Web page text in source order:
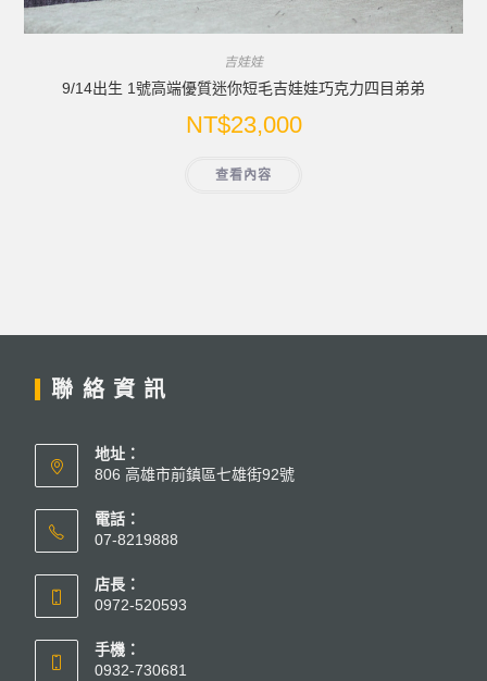
吉娃娃
9/14出生 1號高端優質迷你短毛吉娃娃巧克力四目弟弟
NT$23,000
查看內容
聯絡資訊
地址：
806 高雄市前鎮區七雄街92號
電話：
07-8219888
店長：
0972-520593
手機：
0932-730681